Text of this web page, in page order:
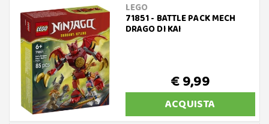
LEGO
71851 - BATTLE PACK MECH
DRAGO DI KAI
€ 9,99
ACQUISTA